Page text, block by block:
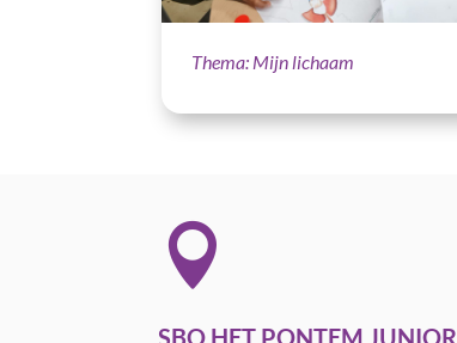
Thema: Mijn lichaam

SBO HET PONTEM JUNIOR